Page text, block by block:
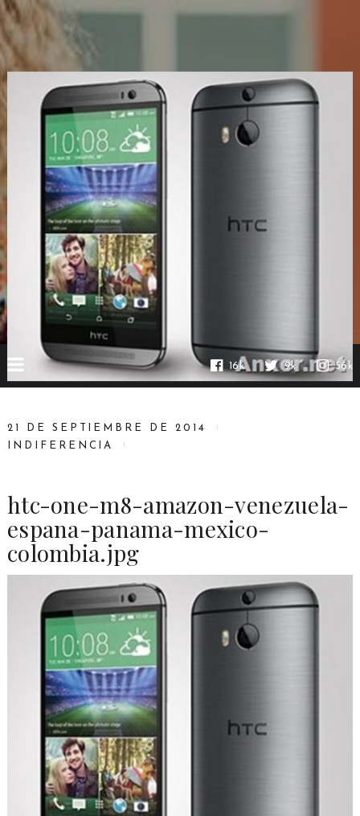
16k 9k 56k
21 DE SEPTIEMBRE DE 2014
INDIFERENCIA
htc-one-m8-amazon-venezuela-
espana-panama-mexico-
colombia.jpg